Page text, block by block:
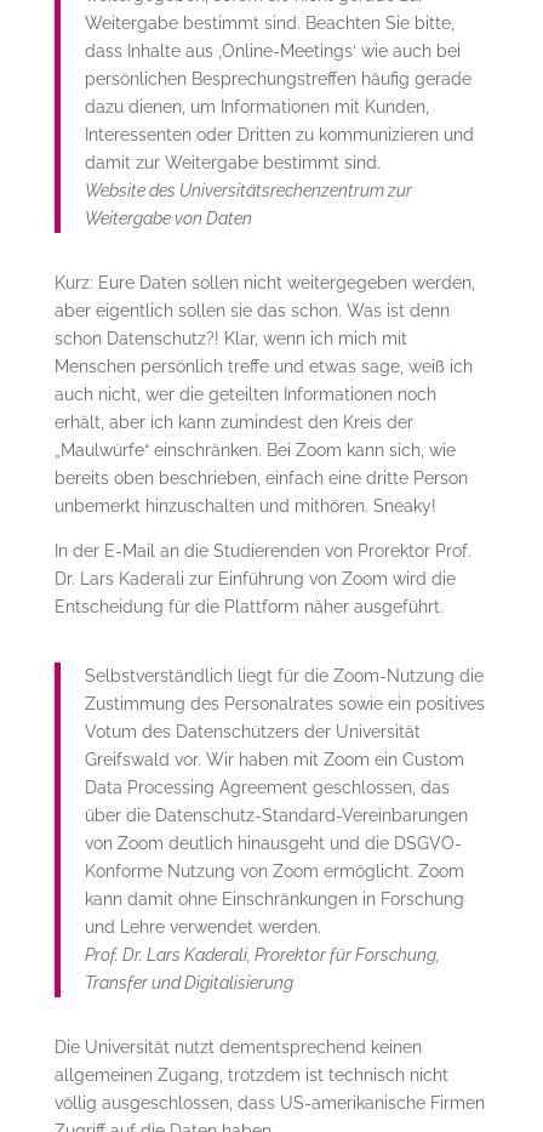
Weitergabe bestimmt sind. Beachten Sie bitte,
dass Inhalte aus ‚Online-Meetings‘ wie auch bei
persönlichen Besprechungstreffen häufig gerade
dazu dienen, um Informationen mit Kunden,
Interessenten oder Dritten zu kommunizieren und
damit zur Weitergabe bestimmt sind.
Website des Universitätsrechenzentrum zur
Weitergabe von Daten
Kurz: Eure Daten sollen nicht weitergegeben werden,
aber eigentlich sollen sie das schon. Was ist denn
schon Datenschutz?! Klar, wenn ich mich mit
Menschen persönlich treffe und etwas sage, weiß ich
auch nicht, wer die geteilten Informationen noch
erhält, aber ich kann zumindest den Kreis der
„Maulwürfe“ einschränken. Bei Zoom kann sich, wie
bereits oben beschrieben, einfach eine dritte Person
unbemerkt hinzuschalten und mithören. Sneaky!
In der E-Mail an die Studierenden von Prorektor Prof.
Dr. Lars Kaderali zur Einführung von Zoom wird die
Entscheidung für die Plattform näher ausgeführt.
Selbstverständlich liegt für die Zoom-Nutzung die
Zustimmung des Personalrates sowie ein positives
Votum des Datenschützers der Universität
Greifswald vor. Wir haben mit Zoom ein Custom
Data Processing Agreement geschlossen, das
über die Datenschutz-Standard-Vereinbarungen
von Zoom deutlich hinausgeht und die DSGVO-
Konforme Nutzung von Zoom ermöglicht. Zoom
kann damit ohne Einschränkungen in Forschung
und Lehre verwendet werden.
Prof. Dr. Lars Kaderali, Prorektor für Forschung,
Transfer und Digitalisierung
Die Universität nutzt dementsprechend keinen
allgemeinen Zugang, trotzdem ist technisch nicht
völlig ausgeschlossen, dass US-amerikanische Firmen